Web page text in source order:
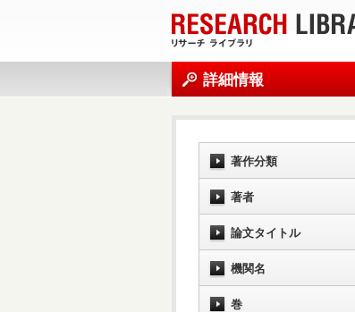
詳細情報
著作分類
著者
論文タイトル
機関名
巻